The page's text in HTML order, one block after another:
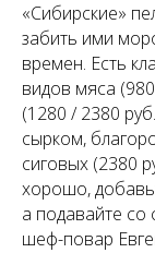
«Сибирские»
забить ими
времен. Есть
видов мяса
(1280 / 2380
сырком,
сиговых (2380
хорошо,
а подавайте со
шеф-повар